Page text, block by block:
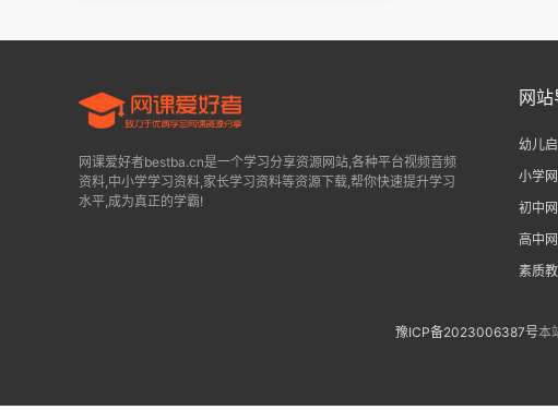
网课爱好者bestba.cn是一个学习分享资源网站,各种平台视频音频
资料,中小学学习资料,家长学习资料等资源下载,帮你快速提升学习
水平,成为真正的学霸!
网
幼儿
小学
初中
高中
素质
豫ICP备2023006387号本